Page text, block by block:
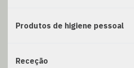
Produtos de higiene pessoal
Receção